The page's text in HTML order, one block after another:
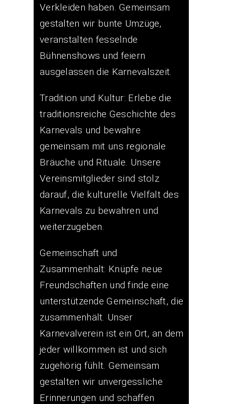
Verkleiden haben. Gemeinsam
gestalten wir bunte Umzüge,
veranstalten fesselnde
Bühnenshows und feiern
ausgelassen die Karnevalszeit.
Tradition und Kultur: Erlebe die
traditionsreiche Geschichte des
Karnevals und bewahre
gemeinsam mit uns regionale
Bräuche und Rituale. Unsere
Vereinsmitglieder sind stolz
darauf, die kulturelle Vielfalt des
Karnevals zu bewahren und
weiterzugeben.
Gemeinschaft und
Zusammenhalt: Knüpfe neue
Freundschaften und finde eine
unterstützende Gemeinschaft, die
zusammenhält. Unser
Karnevalverein ist ein Ort, an dem
jeder willkommen ist und sich
zugehörig fühlt. Gemeinsam
gestalten wir unvergessliche
Erinnerungen und schaffen